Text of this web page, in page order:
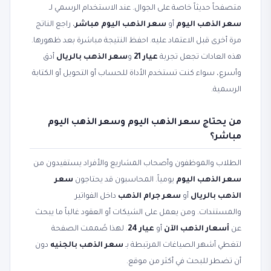
متصفحاً حديثاً خاصة على الجوال. عند الاستخدام الرسمي لـ
سعر الذهب اليوم أو سعر الذهب اليوم مباشر، راجع الناتج
مرة أخرى قبل الاعتماد عليه. احفظ النتيجة مباشرة بعد ظهورها.
هذه العادات تجعل تجربة عيار 21 وسعر الذهب بالريال أدق
وأسرع، سواء كنت تستخدم الأداة للحساب أو التحويل أو الكتابة
الرسمية.
من يحتاج سعر الذهب اليوم وسعر الذهب اليوم
مباشر؟
الطلاب والموظفون وأصحاب المشاريع والأفراد يستفيدون من
سعر الذهب اليوم يومياً. المحاسبون قد يحتاجون سعر
الذهب بالريال أو سعر جرام الذهب داخل الفواتير
والمستندات. ومن يعمل على الشيكات أو العقود غالباً ما يبحث
عن أسعار الذهب الآن أو عيار 24
. لهذا صُممت الصفحة
لتغطي أشهر الصياغات المرتبطة بـ سعر الذهب بالجنيه دون
أن تضطر للبحث في أكثر من موقع.